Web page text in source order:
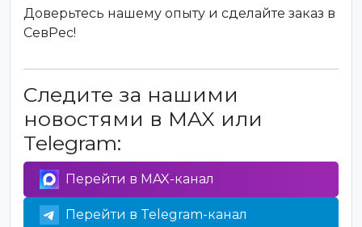
Доверьтесь нашему опыту и сделайте заказ в
СевРес!
Следите за нашими
новостями в MAX или
Telegram:
Перейти в MAX-канал
Перейти в Telegram-канал